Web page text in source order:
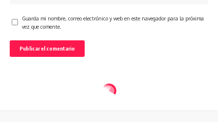
Guarda mi nombre, correo electrónico y web en este navegador para la próxima
vez que comente.